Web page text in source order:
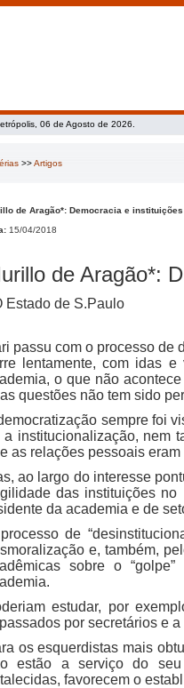
06 de Agosto de 2026.
>>Artigos
de Aragão*: Democracia e
15/04/2018
de Aragão*:
Estado de S.Paulo
passu com o processo de
lentamente, com idas
o que não
questões não tem sido
sempre foi
a institucionalização, nem
as relações pessoais
ao largo do interesse
das instituições
da academia e de
de
e, também,
sobre o
estudar, por
por secretários e
os esquerdistas mais
estão a serviço do seu
favorecem o